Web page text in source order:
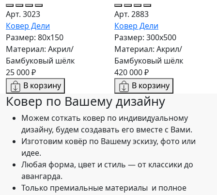
Арт. 3023
Ковер Дели
Размер: 80x150
Материал: Акрил/
Бамбуковый шёлк
25 000 ₽
В корзину
Арт. 2883
Ковер Дели
Размер: 300х500
Материал: Акрил/
Бамбуковый шёлк
420 000 ₽
В корзину
Ковер по Вашему дизайну
Можем соткать ковер по индивидуальному
дизайну, будем создавать его вместе с Вами.
Изготовим ковёр по Вашему эскизу, фото или
идее.
Любая форма, цвет и стиль — от классики до
авангарда.
Только премиальные материалы и полное